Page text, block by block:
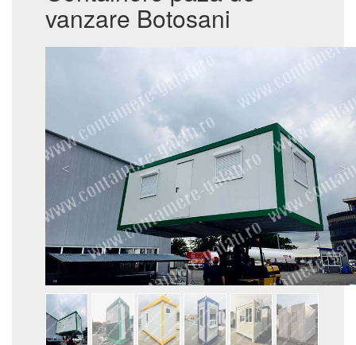
vanzare Botosani